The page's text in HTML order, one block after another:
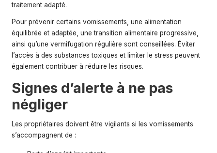
traitement adapté.
Pour prévenir certains vomissements, une alimentation
équilibrée et adaptée, une transition alimentaire progressive,
ainsi qu’une vermifugation régulière sont conseillées. Éviter
l’accès à des substances toxiques et limiter le stress peuvent
également contribuer à réduire les risques.
Signes d’alerte à ne pas
négliger
Les propriétaires doivent être vigilants si les vomissements
s’accompagnent de :